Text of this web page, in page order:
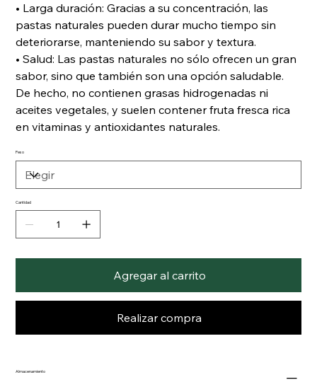
• Larga duración: Gracias a su concentración, las
pastas naturales pueden durar mucho tiempo sin
deteriorarse, manteniendo su sabor y textura.
• Salud: Las pastas naturales no sólo ofrecen un gran
sabor, sino que también son una opción saludable.
De hecho, no contienen grasas hidrogenadas ni
aceites vegetales, y suelen contener fruta fresca rica
en vitaminas y antioxidantes naturales.
Peso
Cantidad
Agregar al carrito
Realizar compra
Almacenamiento